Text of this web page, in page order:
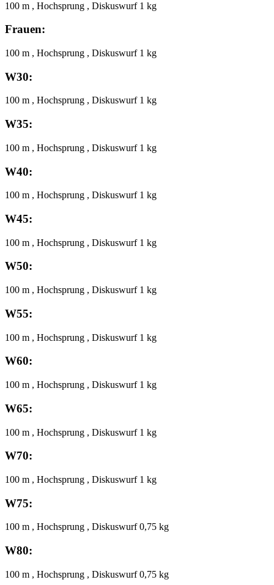
100 m , Hochsprung , Diskuswurf 1 kg
Frauen:
100 m , Hochsprung , Diskuswurf 1 kg
W30:
100 m , Hochsprung , Diskuswurf 1 kg
W35:
100 m , Hochsprung , Diskuswurf 1 kg
W40:
100 m , Hochsprung , Diskuswurf 1 kg
W45:
100 m , Hochsprung , Diskuswurf 1 kg
W50:
100 m , Hochsprung , Diskuswurf 1 kg
W55:
100 m , Hochsprung , Diskuswurf 1 kg
W60:
100 m , Hochsprung , Diskuswurf 1 kg
W65:
100 m , Hochsprung , Diskuswurf 1 kg
W70:
100 m , Hochsprung , Diskuswurf 1 kg
W75:
100 m , Hochsprung , Diskuswurf 0,75 kg
W80:
100 m , Hochsprung , Diskuswurf 0,75 kg